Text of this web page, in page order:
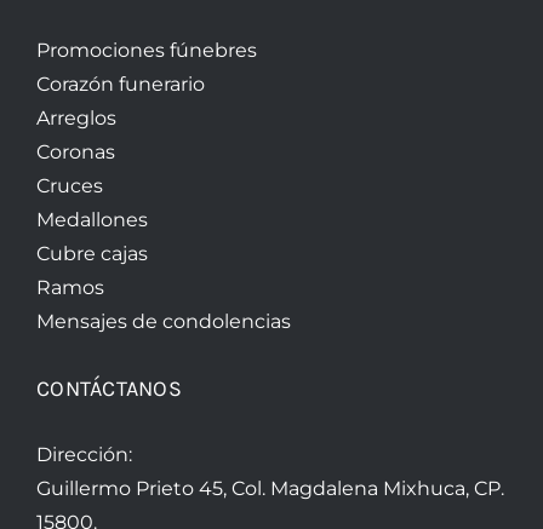
Promociones fúnebres
Corazón funerario
Arreglos
Coronas
Cruces
Medallones
Cubre cajas
Ramos
Mensajes de condolencias
CONTÁCTANOS
Dirección:
Guillermo Prieto 45, Col. Magdalena Mixhuca, CP.
15800.